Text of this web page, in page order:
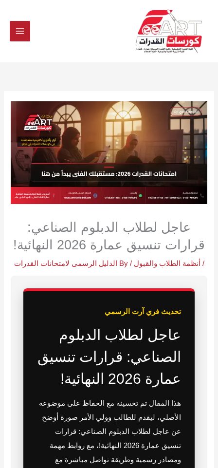
عاجل لطلاب الدبلوم الصناعي:
قرارات تنسيق عمارة 2026 النهائية!
/ أنظمة الطلاب والقبول / By الدليل الرسمى لامتحانات القدرات
تحديث فري آرت الرسمي
عاجل لطلاب الدبلوم
الصناعي: قرارات تنسيق
عمارة 2026 النهائية!
هذا المقال تم تحسينه مع الحفاظ على موضوعه
الأصلي، ليقدم للطالب وولي الأمر صورة أوضح
عن عاجل لطلاب الدبلوم الصناعي: قرارات
تنسيق عمارة 2026 النهائية!، مع روابط مهمة
ومصادر رسمية وطريقة تواصل مباشرة مع